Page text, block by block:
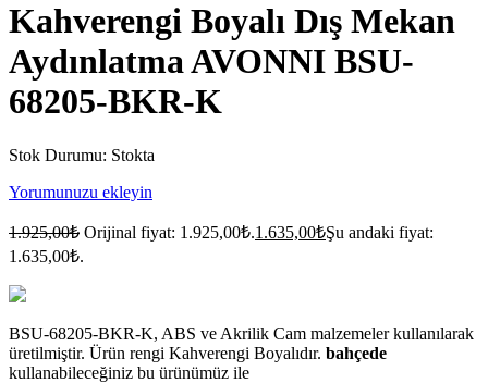
Kahverengi Boyalı Dış Mekan
Aydınlatma AVONNI BSU-
68205-BKR-K
Stok Durumu: Stokta
Yorumunuzu ekleyin
1.925,00₺ Orijinal fiyat: 1.925,00₺.1.635,00₺Şu andaki fiyat:
1.635,00₺.
BSU-68205-BKR-K, ABS ve Akrilik Cam malzemeler kullanılarak
üretilmiştir. Ürün rengi Kahverengi Boyalıdır. bahçede
kullanabileceğiniz bu ürünümüz ile